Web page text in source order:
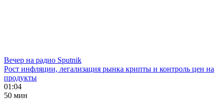
Вечер на радио Sputnik
Рост инфляции, легализация рынка крипты и контроль цен на
продукты
01:04
50 мин